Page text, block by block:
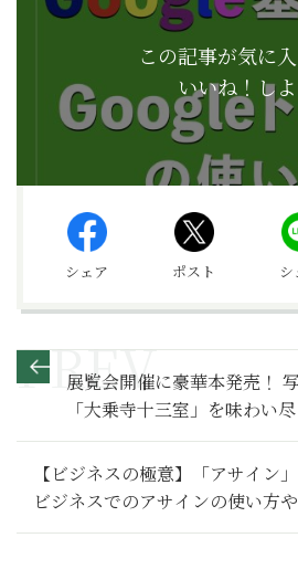
この記事が気に
いいね！し
シェア ポスト
展覧会開催に豪華本発売！
「大乗寺十三室」を味わい
【ビジネスの極意】「アサイン
ビジネスでのアサインの使い方